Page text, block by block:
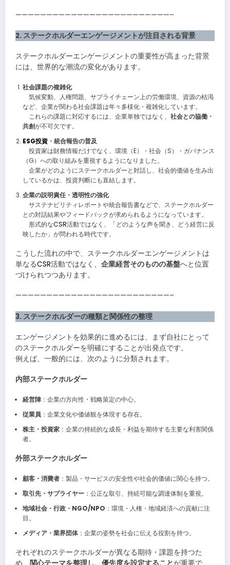
—————————————————————————–
2. ステークホルダーエンゲージメントが注目される背景
ステークホルダーエンゲージメントの重要性が高まった背景
には、世界的な潮流の変化があります。
社会課題の複雑化
気候変動、人権問題、サプライチェーン上の労働環境、資源の枯渇
など、企業が関わる社会課題は年々多様化・複雑化しています。
これらの課題に対応するには、企業単独ではなく、 社会との協働・
共創が不可欠です。
ESG投資・統合報告の普及
投資家は財務情報だけでなく、環境（E）・社会（S）・ガバナンス
（G）への取り組みを重視するようになりました。
企業がどのようにステークホルダーと対話し、社会的価値を生み出
しているかは、投資判断にも直結します。
企業の説明責任・透明性の強化
サステナビリティレポートや統合報告書などで、ステークホルダー
との対話結果やフィードバックが求められるようになっています。
形式的なCSR活動ではなく、「どのような声を聞き、どう経営に反
映したか」が問われる時代です。
こうした流れの中で、ステークホルダーエンゲージメントは
単なるCSR活動ではなく、 企業経営そのものの基盤へと位置
づけられつつあります。
—————————————————————————–
3. ステークホルダーの種類と関係性の整理
エンゲージメントを効果的に進めるには、まず自社にとって
のステークホルダーを明確にすることが出発点です。
例えば、一般的には、次のように分類されます。
内部ステークホルダー
経営陣：企業の方向性・戦略策定の中心。
従業員 ：企業文化や価値観を体現する存在。
株主・投資家：企業の持続的な成長・利益を期待する主要な利害関係
者。
外部ステークホルダー
顧客・消費者：製品・サービスの安全性や社会的価値に関心を持つ。
取引先・サプライヤー：公正な取引、持続可能な調達体制を重視。
地域社会・行政・NGO/NPO ：環境・人権・地域経済への貢献に注
目。
メディア・業界団体：企業の姿勢を社会に伝える役割を持つ。
それぞれのステークホルダーが異なる期待・課題を持つた